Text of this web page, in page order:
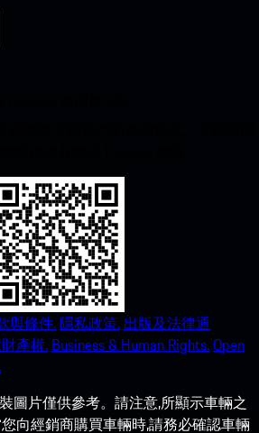
與條件.隱私政策. 出版及法律通
產權. Business & Human Rights.Open
圖片僅供參考。請注意,所顯示車輛之
向經銷商購買車輛時,請務必確認車輛